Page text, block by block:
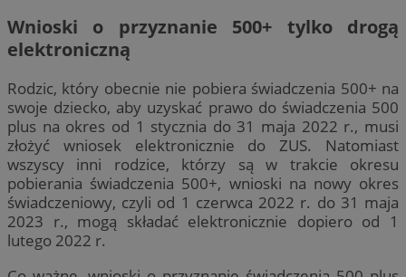
Wnioski o przyznanie 500+ tylko drogą
elektroniczną
Rodzic, który obecnie nie pobiera świadczenia 500+ na
swoje dziecko, aby uzyskać prawo do świadczenia 500
plus na okres od 1 stycznia do 31 maja 2022 r., musi
złożyć wniosek elektronicznie do ZUS. Natomiast
wszyscy inni rodzice, którzy są w trakcie okresu
pobierania świadczenia 500+, wnioski na nowy okres
świadczeniowy, czyli od 1 czerwca 2022 r. do 31 maja
2023 r., mogą składać elektronicznie dopiero od 1
lutego 2022 r.